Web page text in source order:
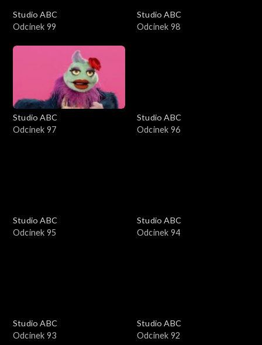
Studio ABC
Odcinek 99
Studio ABC
Odcinek 98
Studio ABC
Odcinek 97
Studio ABC
Odcinek 96
Studio ABC
Odcinek 95
Studio ABC
Odcinek 94
Studio ABC
Odcinek 93
Studio ABC
Odcinek 92